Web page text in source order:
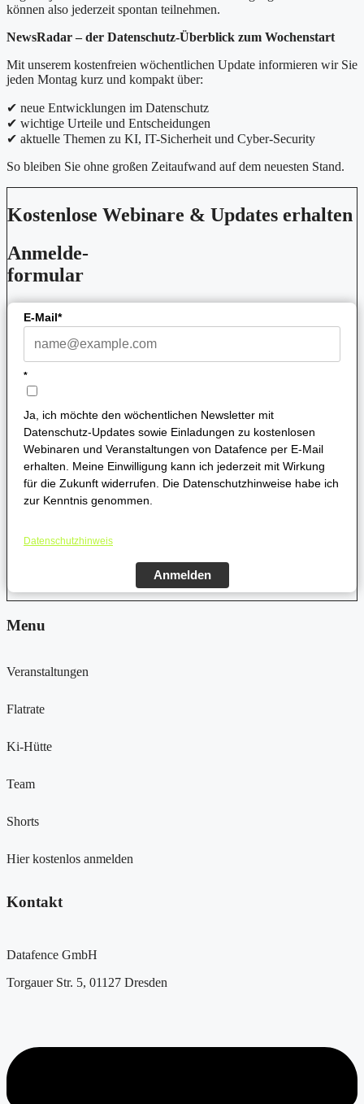
können also jederzeit spontan teilnehmen.
NewsRadar – der Datenschutz-Überblick zum Wochenstart
Mit unserem kostenfreien wöchentlichen Update informieren wir Sie
jeden Montag kurz und kompakt über:
✔ neue Entwicklungen im Datenschutz
✔ wichtige Urteile und Entscheidungen
✔ aktuelle Themen zu KI, IT-Sicherheit und Cyber-Security
So bleiben Sie ohne großen Zeitaufwand auf dem neuesten Stand.
Kostenlose Webinare & Updates erhalten
Anmelde-
formular
E-Mail*
*
Ja, ich möchte den wöchentlichen Newsletter mit
Datenschutz-Updates sowie Einladungen zu kostenlosen
Webinaren und Veranstaltungen von Datafence per E-Mail
erhalten. Meine Einwilligung kann ich jederzeit mit Wirkung
für die Zukunft widerrufen. Die Datenschutzhinweise habe ich
zur Kenntnis genommen.
Datenschutzhinweis
Anmelden
Menu
Veranstaltungen
Flatrate
Ki-Hütte
Team
Shorts
Hier kostenlos anmelden
Kontakt
Datafence GmbH
Torgauer Str. 5, 01127 Dresden